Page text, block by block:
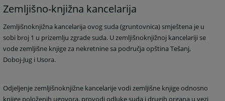
Zemljišno-knjižna kancelarija
Zemljišnoknjižna kancelarija ovog suda (gruntovnica) smještena je u
sobi broj 1 u prizemlju zgrade suda. U zemljišnoknjižnoj kancelariji se
vode zemljišne knjige za nekretnine sa područja opština Tešanj,
Doboj-Jug i Usora.
Odjeljenje zemljišnoknjižne kancelarije vodi zemljišne knjige odnosno
knjige položenih ugovora, provodi odluke suda i drugih organa u vezi